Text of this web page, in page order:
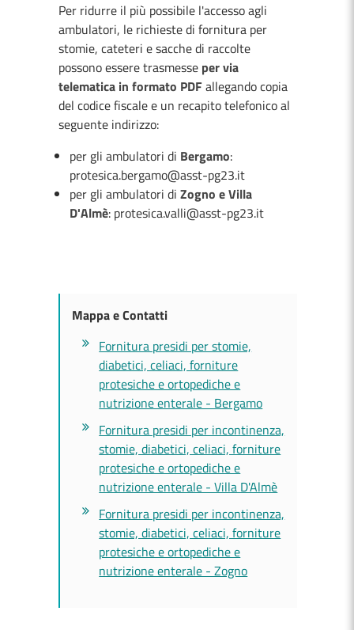
Per ridurre il più possibile l'accesso agli
ambulatori, le richieste di fornitura per
stomie, cateteri e sacche di raccolte
possono essere trasmesse per via
telematica in formato PDFallegando copia
del codice fiscale e un recapito telefonico al
seguente indirizzo:
per gli ambulatori di Bergamo:
protesica.bergamo@asst-pg23.it
per gli ambulatori di Zogno e Villa
D'Almè: protesica.valli@asst-pg23.it
Mappa e Contatti
Fornitura presidi per stomie,
diabetici, celiaci, forniture
protesiche e ortopediche e
nutrizione enterale - Bergamo
Fornitura presidi per incontinenza,
stomie, diabetici, celiaci, forniture
protesiche e ortopediche e
nutrizione enterale - Villa D'Almè
Fornitura presidi per incontinenza,
stomie, diabetici, celiaci, forniture
protesiche e ortopediche e
nutrizione enterale - Zogno